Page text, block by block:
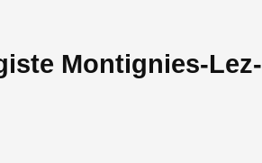
Montignies-Lez-